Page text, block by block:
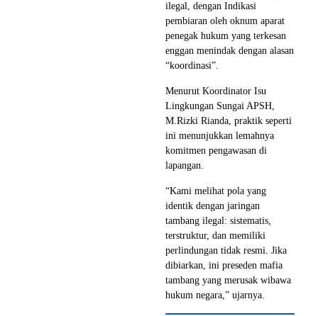
ilegal, dengan Indikasi
pembiaran oleh oknum aparat
penegak hukum yang terkesan
enggan menindak dengan alasan
“koordinasi”.
Menurut Koordinator Isu
Lingkungan Sungai APSH,
M.Rizki Rianda, praktik seperti
ini menunjukkan lemahnya
komitmen pengawasan di
lapangan.
“Kami melihat pola yang
identik dengan jaringan
tambang ilegal: sistematis,
terstruktur, dan memiliki
perlindungan tidak resmi. Jika
dibiarkan, ini preseden mafia
tambang yang merusak wibawa
hukum negara,” ujarnya.